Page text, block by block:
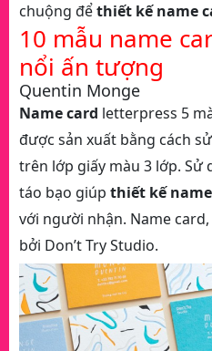
chuộng đểthiết kế name
10 mẫu name
nổi ấn tượng
Quentin Monge
Name card letterpress 5
được sản xuất bằng cách
trên lớp giấy màu 3 lớp. Sử
táo bạo giúp thiết kế
với người nhận. Name
bởi Don’t Try Studio.